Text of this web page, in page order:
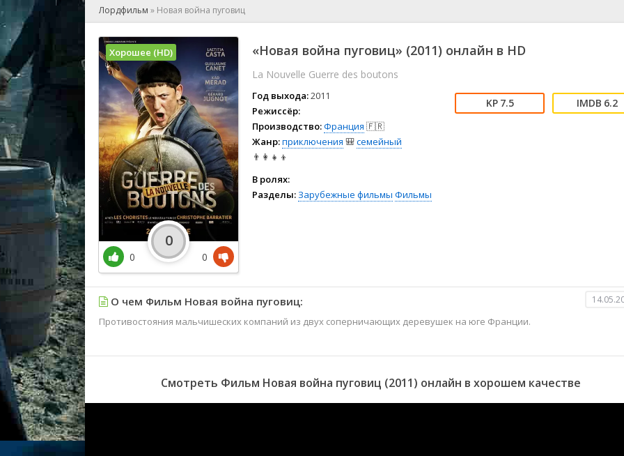
🕺 Мюзикл
👨‍💼 Новости
👨‍💻 Реальное тв
🎤 Ток-шоу
😱 Ужасы
🧙‍♀️ Фантастика
🤠 Фильм-нуар
🧝‍♂️ Фэнтези
🏅 Церемония
Лордфильм » Новая война пуговиц
«Новая война пуговиц» (2011) онлайн в HD
La Nouvelle Guerre des boutons
Год выхода:2011
Режиссёр:
Производство:Франция 🇫🇷
Жанр:приключения 🎒семейный
👨‍👩‍👧‍👦
7.5 6.2
В ролях:
Разделы: Зарубежные фильмы Фильмы
Хорошее (HD)
0
0
0
О чем Фильм Новая война пуговиц:
Противостояния мальчишеских компаний из двух соперничающих деревушек на юге Франции.
Смотреть Фильм Новая война пуговиц (2011) онлайн в хорошем качестве